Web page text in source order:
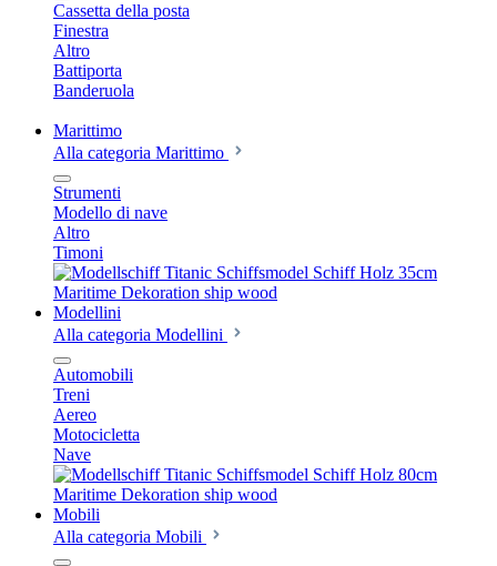
Cassetta della posta
Finestra
Altro
Battiporta
Banderuola
Marittimo
Alla categoria Marittimo
Strumenti
Modello di nave
Altro
Timoni
Modellini
Alla categoria Modellini
Automobili
Treni
Aereo
Motocicletta
Nave
Mobili
Alla categoria Mobili